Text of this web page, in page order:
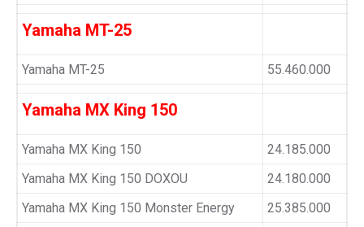
Yamaha MT-25
Yamaha MT-25 55.460.000
Yamaha MX King 150
Yamaha MX King 150
24.185.000
Yamaha MX King 150 DOXOU
24.180.000
Yamaha MX King 150 Monster Energy
25.385.000